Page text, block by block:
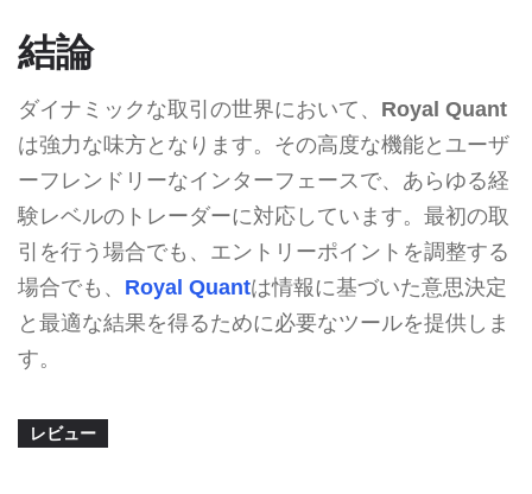
結論
ダイナミックな取引の世界において、 Royal Quant
は強力な味方となります。その高度な機能とユーザ
ーフレンドリーなインターフェースで、あらゆる経
験レベルのトレーダーに対応しています。最初の取
引を行う場合でも、エントリーポイントを調整する
場合でも、 Royal Quantは情報に基づいた意思決定
と最適な結果を得るために必要なツールを提供しま
す。
レビュー